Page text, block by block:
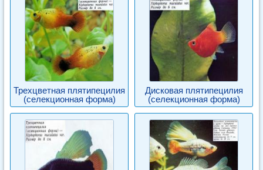
Трехцветная плятипецилия
(селекционная форма)
Дисковая плятипецилия
(селекционная форма)